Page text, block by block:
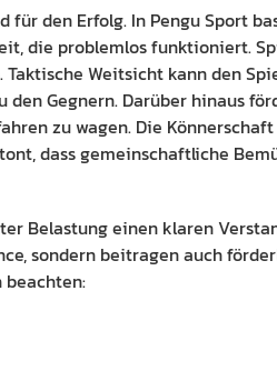
für den Erfolg. In Pengu Sport
die problemlos funktioniert.
Weitsicht kann den
Gegnern. Darüber hinaus
zu wagen. Die
dass gemeinschaftliche
Belastung einen klaren
sondern beitragen auch
beachten: